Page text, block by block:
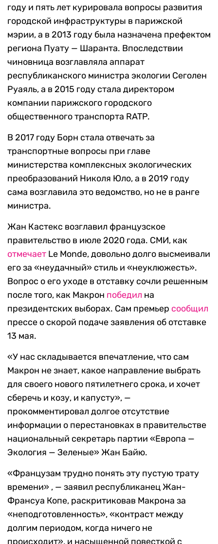
году и пять лет курировала вопросы развития
городской инфраструктуры в парижской
мэрии, а в 2013 году была назначена префектом
региона Пуату — Шаранта. Впоследствии
чиновница возглавляла аппарат
республиканского министра экологии Сеголен
Руаяль, а в 2015 году стала директором
компании парижского городского
общественного транспорта RATP.
В 2017 году Борн стала отвечать за
транспортные вопросы при главе
министерства комплексных экологических
преобразований Николя Юло, а в 2019 году
сама возглавила это ведомство, но не в ранге
министра.
Жан Кастекс возглавил французское
правительство в июле 2020 года. СМИ, как
отмечает Le Monde, довольно долго высмеивали
его за «неудачный» стиль и «неуклюжесть».
Вопрос о его уходе в отставку сочли решенным
после того, как Макрон победил на
президентских выборах. Сам премьер сообщил
прессе о скорой подаче заявления об отставке
13 мая.
«У нас складывается впечатление, что сам
Макрон не знает, какое направление выбрать
для своего нового пятилетнего срока, и хочет
сберечь и козу, и капусту», —
прокомментировал долгое отсутствие
информации о перестановках в правительстве
национальный секретарь партии «Европа —
Экология — Зеленые» Жан Байю.
«Французам трудно понять эту пустую трату
времени» , — заявил республиканец Жан-
Франсуа Копе, раскритиковав Макрона за
«неподготовленность», «контраст между
долгим периодом, когда ничего не
происходит», и насыщенной повесткой с